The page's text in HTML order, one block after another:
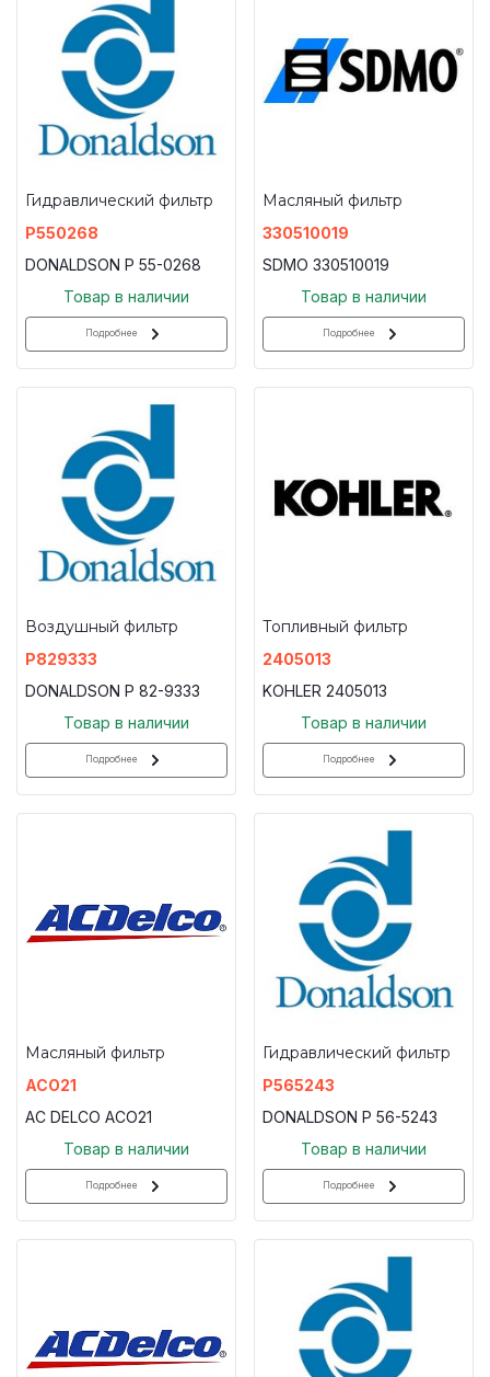
Гидравлический фильтр
P550268
DONALDSON P 55-0268
Товар в наличии
Подробнее
Масляный фильтр
330510019
SDMO 330510019
Товар в наличии
Подробнее
Воздушный фильтр
P829333
DONALDSON P 82-9333
Товар в наличии
Подробнее
Топливный фильтр
2405013
KOHLER 2405013
Товар в наличии
Подробнее
Масляный фильтр
ACO21
AC DELCO ACO21
Товар в наличии
Подробнее
Гидравлический фильтр
P565243
DONALDSON P 56-5243
Товар в наличии
Подробнее